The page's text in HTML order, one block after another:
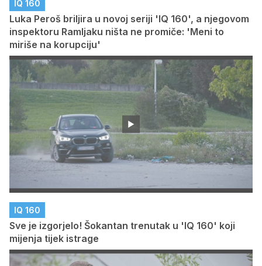
IQ 160
Luka Peroš briljira u novoj seriji 'IQ 160', a njegovom
inspektoru Ramljaku ništa ne promiče: 'Meni to
miriše na korupciju'
IQ 160
Sve je izgorjelo! Šokantan trenutak u 'IQ 160' koji
mijenja tijek istrage